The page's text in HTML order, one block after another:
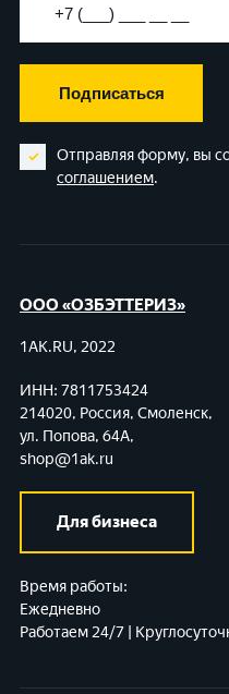
Подписаться
Отправляя форму, вы
соглашением.
ООО «ОЗБЭТТЕРИЗ»
1AK.RU, 2022
ИНН: 7811753424
214020, Россия, Смоленск,
ул. Попова, 64А,
shop@1ak.ru
Для бизнеса
Время работы:
Ежедневно
Работаем 24/7 |